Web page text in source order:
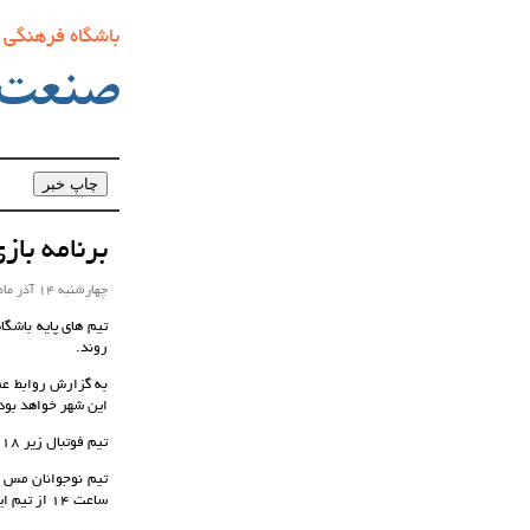
باشگاه
برنامه
چهارشنبه 14 آذر ماه 1403 ساعت 13:40
تیم های پایه
روند.
این شهر خواهد
تیم فوتبال زیر 18 ساله های مس کرمان از ساعت 14 روز جمعه 16 آذر ماه در زمین شهدای مس کرمان میزبان تیم سپاهان خواهد بود.
ساعت 14 از تیم ایرانجوان بوشهر میزبانی خواهد کرد.